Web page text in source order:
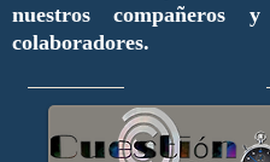
nuestros
colaboradores.